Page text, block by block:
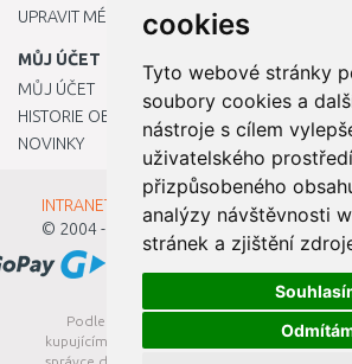
cookies
Tyto webové stránky
soubory cookies a
nástroje s cílem
uživatelského
přizpůsobeného
analýzy návštěvnosti
stránek a zjištění
UPRAVIT MÉ PŘEDVOLBY COOKIES
MŮJ ÚČET
MŮJ ÚČET
HISTORIE OBJEDNÁVEK
NOVINKY
INTRANET - Přihlášení pro zaměstnance
© 2004 - 2026
Kamody s.r.o.
Podle zákona o evidenci tržeb je
kupujícímu účtenku. Zároveň je povinen